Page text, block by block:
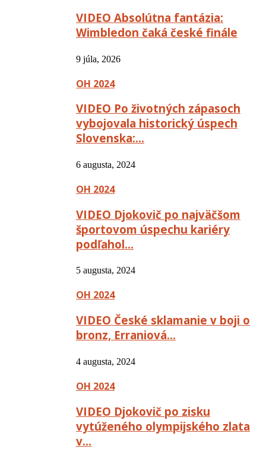
VIDEO Absolútna fantázia:
Wimbledon čaká české finále
9 júla, 2026
OH 2024
VIDEO Po životných zápasoch
vybojovala historický úspech
Slovenska:…
6 augusta, 2024
OH 2024
VIDEO Djokovič po najväčšom
športovom úspechu kariéry
podľahol…
5 augusta, 2024
OH 2024
VIDEO České sklamanie v boji o
bronz, Erraniová…
4 augusta, 2024
OH 2024
VIDEO Djokovič po zisku
vytúženého olympijského zlata
v…